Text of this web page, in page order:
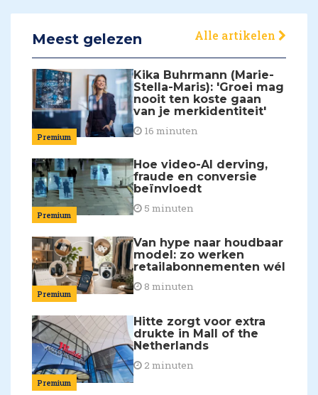
Meest gelezen Alle artikelen
Premium
Kika Buhrmann (Marie-
Stella-Maris): 'Groei mag
nooit ten koste gaan
van je merkidentiteit'
16 minuten
Premium
Hoe video-AI derving,
fraude en conversie
beïnvloedt
5 minuten
Premium
Van hype naar houdbaar
model: zo werken
retailabonnementen wél
8 minuten
Premium
Hitte zorgt voor extra
drukte in Mall of the
Netherlands
2 minuten